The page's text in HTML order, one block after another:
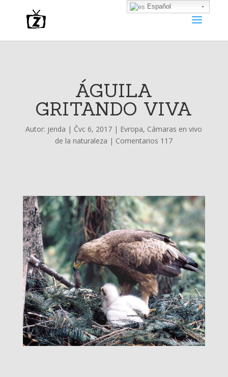
ÁGUILA
GRITANDO VIVA
Autor: jenda | Čvc 6, 2017 | Evropa, Cámaras en vivo
de la naturaleza | Comentarios 117
Español